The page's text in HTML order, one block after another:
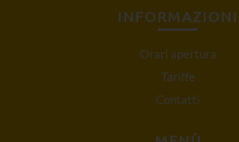
INFORMAZIONI
Orari apertura
Tariffe
Contatti